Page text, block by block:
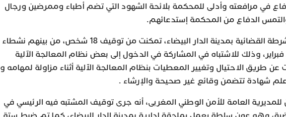
في مرافعته وأدلى للمحكمة بلائحة الشهود التي تضم أطباء وممرضين ورجال
الدفاع من المحكمة إستدعائهم.
وكانت الشرطة القضائية بمدينة الدار البيضاء، تمكنت من توقيف 18 شخص، من بينهم نشطاء
بحركة 20 فبراير، وذلك للاشتباه في المشاركة في الدخول إلى بعض نظام المعالجة الآلية
طريق الاحتيال وتغيير المعطيات بنظام المعالجة الآلية أثناء مزاولة لمهامه و
شهادة تتضمن وقائع غير صحيحة والإرشاء .
للمديرية العامة للأمن الوطني المغربى، أنه جرى توقيف المشتبه فيه الرئيسي في